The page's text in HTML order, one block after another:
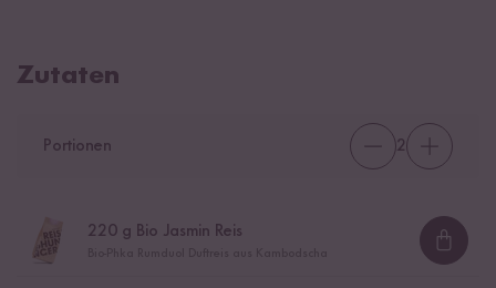
Zutaten
Portionen 2
220 g Bio Jasmin Reis